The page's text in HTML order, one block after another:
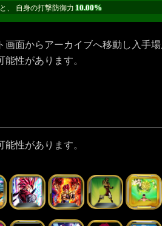
、 自身の打撃防御力 10.00%
面からアーカイブへ移動し入手
性があります。
性があります。